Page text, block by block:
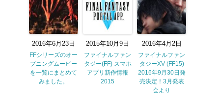
2016年6月23日
FFシリーズのオー
プニングムービー
を一覧にまとめて
みました。
2015年10月9日
ファイナルファン
タジー(FF) スマホ
アプリ新作情報
2015
2016年4月2日
ファイナルファン
タジーXV (FF15)
2016年9月30日発
売決定！3月発表
会より